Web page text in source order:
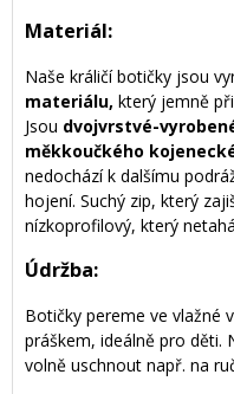
Materiál:
Naše králičí botičky jsou
materiálu, který jemně
Jsou dvojvrstvé-
měkkoučkého
nedochází k dalšímu
hojení. Suchý zip, který
nízkoprofilový, který
Údržba:
Botičky pereme ve vlažné
práškem, ideálně pro děti.
volně uschnout např. na